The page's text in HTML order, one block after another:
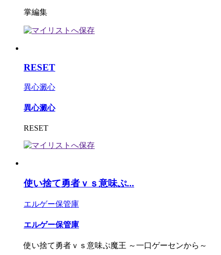
掌編集
RESET
異心澱心
異心澱心
RESET
使い捨て勇者ｖｓ意味ぷ...
エルゲー保管庫
エルゲー保管庫
使い捨て勇者ｖｓ意味ぷ魔王 ～一口ゲーセンから～